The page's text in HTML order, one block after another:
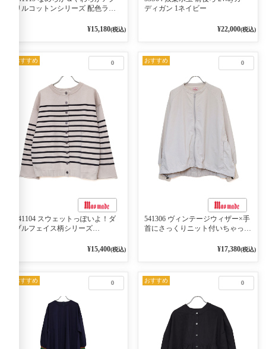
リルコットンシリーズ 配色ライ
ン 10ベージュ×ネイビー¥15,180(税込)
ディガン 1ネイビー
¥22,000(税込)
0
おすすめ
541104 スウェットっぽいよ！ダ
ブルフェイス柄シリーズ
2WAY プルオーバー 101オフベー
¥15,400(税込)
0
おすすめ
541306 ヴィンテージウィザー×手
首にさっくりニット付いちゃった
¥17,380(税込)
0
おすすめ 0
おすすめ